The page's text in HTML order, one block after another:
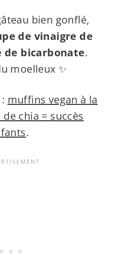
bien gonflé,
de vinaigre de
de bicarbonate.
moelleux ✨
: muffins vegan à la
chia = succès
.